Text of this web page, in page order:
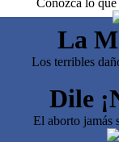
Conozca lo
La
Los terribles
Dile
El aborto jamás